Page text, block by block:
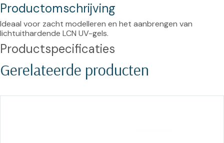
Productomschrijving
Ideaal voor zacht modelleren en het aanbrengen van
lichtuithardende LCN UV-gels.
Productspecificaties
Gerelateerde producten